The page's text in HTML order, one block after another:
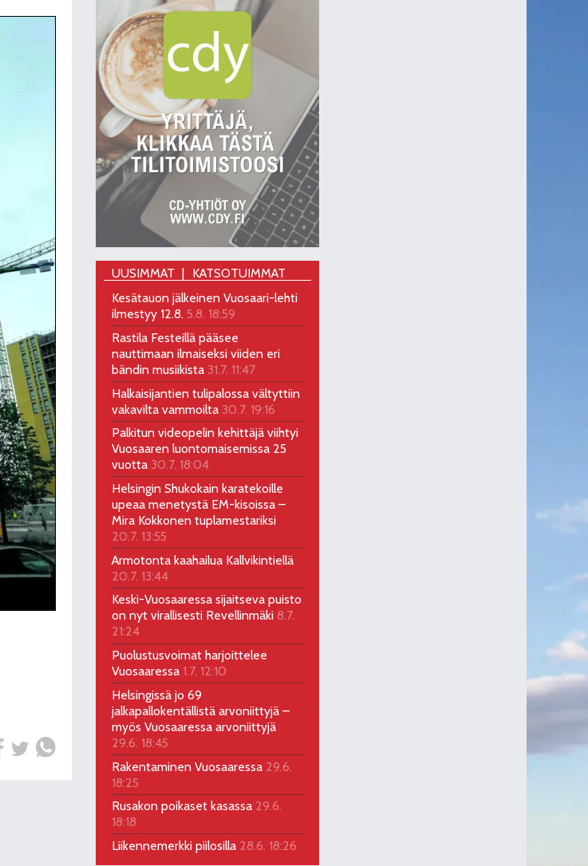
UUSIMMAT
KATSOTUIMMAT
Kesätauon jälkeinen Vuosaari-lehti
ilmestyy 12.8. 5.8. 18:59
Rastila Festeillä pääsee
nauttimaan ilmaiseksi viiden eri
bändin musiikista 31.7. 11:47
Halkaisijantien tulipalossa vältyttiin
vakavilta vammoilta 30.7. 19:16
Palkitun videopelin kehittäjä viihtyi
Vuosaaren luontomaisemissa 25
vuotta 30.7. 18:04
Helsingin Shukokain karatekoille
upeaa menetystä EM-kisoissa –
Mira Kokkonen tuplamestariksi
20.7. 13:55
Armotonta kaahailua Kallvikintiellä
20.7. 13:44
Keski-Vuosaaressa sijaitseva puisto
on nyt virallisesti Revellinmäki 8.7.
21:24
Puolustusvoimat harjoittelee
Vuosaaressa 1.7. 12:10
Helsingissä jo 69
jalkapallokentällistä arvoniittyjä –
myös Vuosaaressa arvoniittyjä
29.6. 18:45
Rakentaminen Vuosaaressa 29.6.
18:25
Rusakon poikaset kasassa 29.6.
18:18
Liikennemerkki piilosilla 28.6. 18:26